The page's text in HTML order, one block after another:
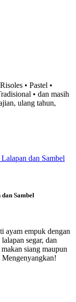
• Pastel •
• dan masih
ulang tahun,
Sambel
ayam empuk dengan
segar, dan
siang maupun